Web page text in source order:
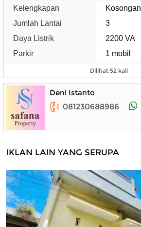
Kelengkapan
Kosongan
Jumlah Lantai
3
Daya Listrik
2200 VA
Parkir
1 mobil
Dilihat 52 kali
Deni Istanto
081230688986
IKLAN LAIN YANG SERUPA